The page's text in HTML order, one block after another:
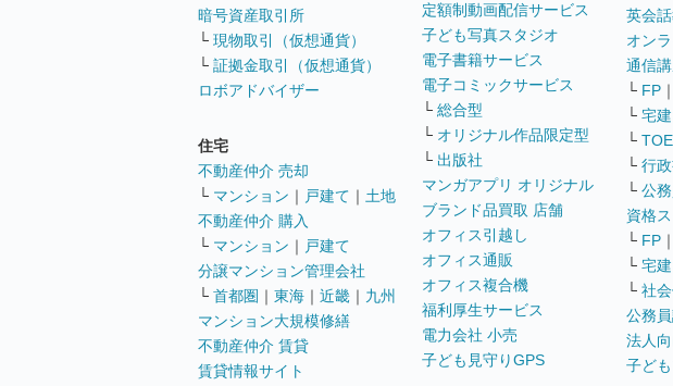
暗号資産取引所
└ 現物取引（仮想通貨）
└ 証拠金取引（仮想通貨）
ロボアドバイザー
住宅
不動産仲介 売却
└ マンション ｜ 戸建て ｜ 土地
不動産仲介 購入
└ マンション ｜ 戸建て
分譲マンション管理会社
└ 首都圏 ｜ 東海 ｜ 近畿 ｜ 九州
マンション大規模修繕
不動産仲介 賃貸
賃貸情報サイト
定額制動画配信サービス
子ども写真スタジオ
電子書籍サービス
電子コミックサービス
└ 総合型
└ オリジナル作品限定型
└ 出版社
マンガアプリ オリジナル
ブランド品買取 店舗
オフィス引越し
オフィス通販
オフィス複合機
福利厚生サービス
電力会社 小売
子ども見守りGPS
英会
オン
通信
└ FP ｜
└ 宅建
└
└ 行
└ 公
資格
└ FP ｜
└ 宅建
└ 社
公務
法人
子ど